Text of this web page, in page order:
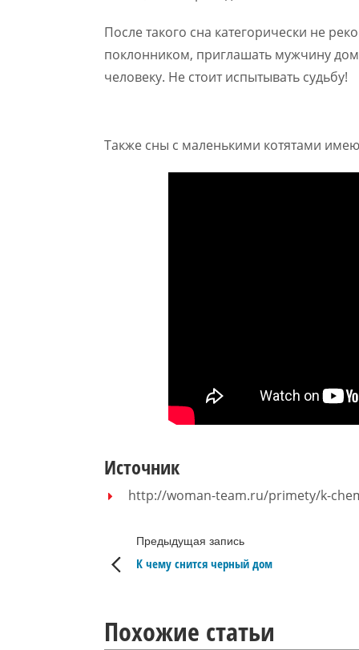
После такого сна категорически не
поклонником, приглашать мужчину
человеку. Не стоит испытывать судьбу!
Также сны с маленькими котятами
Источник
http://woman-team.ru/primety/k-
Предыдущая запись
К чему снится черный дом
Похожие статьи